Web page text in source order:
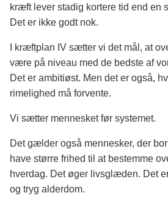
kræft lever stadig kortere tid end en
Det er ikke godt nok.
I kræftplan IV sætter vi det mål, at
være på niveau med de bedste af
Det er ambitiøst. Men det er også,
rimelighed må forvente.
Vi sætter mennesket før systemet.
Det gælder også mennesker, der
have større frihed til at bestemme
hverdag. Det øger livsglæden. Det
og tryg alderdom.